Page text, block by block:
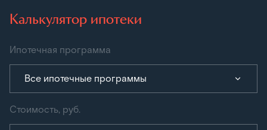
Калькулятор ипотеки
Ипотечная программа
Все ипотечные программы
Стоимость, руб.